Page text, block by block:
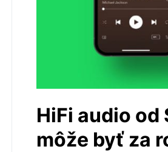
HiFi audio od
môže byť za